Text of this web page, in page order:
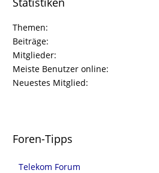
Themen
Beiträge
Mitglieder
Meiste Benutzer online
Neuestes Mitglied
Foren-Tipps
Telekom Forum